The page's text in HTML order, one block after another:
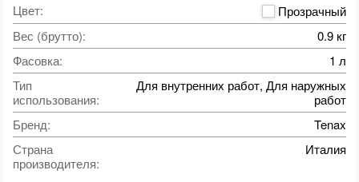
Цвет:
Прозрачный
Вес (брутто):
0.9 кг
Фасовка:
1 л
Тип
использования:
Для внутренних работ, Для наружных
работ
Бренд:
Tenax
Страна
производителя:
Италия